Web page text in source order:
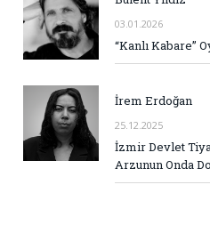
03.01.2026
“Kanlı Kabare”
İrem Erdoğan
25.12.2025
İzmir Devlet
Arzunun Onda